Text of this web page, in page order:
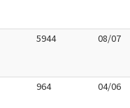
5944 08/07
964 04/06